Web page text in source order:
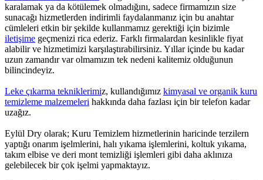
karalamak ya da kötülemek olmadığını, sadece firmamızın size
sunacağı hizmetlerden indirimli faydalanmanız için bu anahtar
cümleleri etkin bir şekilde kullanmamız gerektiği için bizimle
iletişime geçmenizi rica ederiz. Farklı firmalardan kesinlikle fiyat
alabilir ve hizmetimizi karşılaştırabilirsiniz. Yıllar içinde bu kadar
uzun zamandır var olmamızın tek nedeni kalitemiz olduğunun
bilincindeyiz.
Leke çıkarma tekniklerimiz, kullandığımız kimyasal ve organik kuru
temizleme malzemeleri hakkında daha fazlası için bir telefon kadar
uzağız.
Eylül Dry olarak; Kuru Temizlem hizmetlerinin haricinde terzilern
yaptığı onarım işelmlerini, halı yıkama işlemlerini, koltuk yıkama,
takım elbise ve deri mont temizliği işlemleri gibi daha aklınıza
gelebilecek bir çok işelmi yapmaktayız.